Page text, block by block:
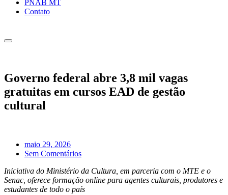
PNAB MT
Contato
Governo federal abre 3,8 mil vagas
gratuitas em cursos EAD de gestão
cultural
maio 29, 2026
Sem Comentários
Iniciativa do Ministério da Cultura, em parceria com o MTE e o
Senac, oferece formação online para agentes culturais, produtores e
estudantes de todo o país